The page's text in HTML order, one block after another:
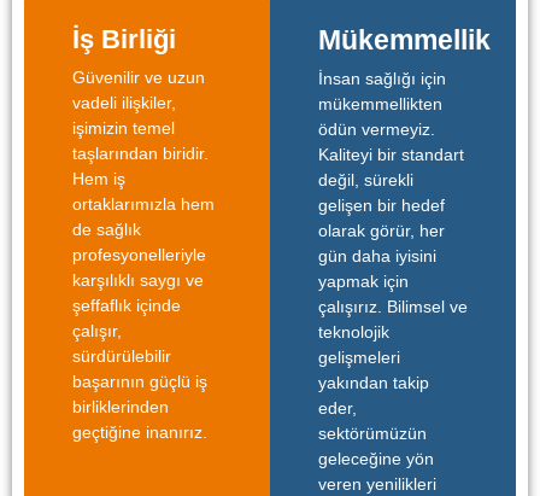
İş Birliği
Güvenilir ve uzun
vadeli ilişkiler,
işimizin temel
taşlarından biridir.
Hem iş
ortaklarımızla hem
de sağlık
profesyonelleriyle
karşılıklı saygı ve
şeffaflık içinde
çalışır,
sürdürülebilir
başarının güçlü iş
birliklerinden
geçtiğine inanırız.
Mükemmellik
İnsan sağlığı için
mükemmellikten
ödün vermeyiz.
Kaliteyi bir standart
değil, sürekli
gelişen bir hedef
olarak görür, her
gün daha iyisini
yapmak için
çalışırız. Bilimsel ve
teknolojik
gelişmeleri
yakından takip
eder,
sektörümüzün
geleceğine yön
veren yenilikleri